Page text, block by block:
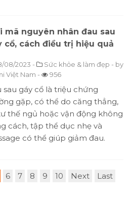
mã nguyên nhân đau sau
cổ, cách điều trị hiệu quả
08/2023 - Sức khỏe & làm đẹp - by
Việt Nam - 956
sau gáy cổ là triệu chứng
gặp, có thể do căng thẳng,
thế ngủ hoặc vận động không
cách, tập thể dục nhẹ và
có thể giúp giảm đau.
6 7 8 9 10 Next Last